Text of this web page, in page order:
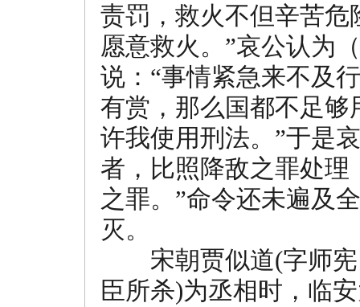
责罚，救火不但辛苦
愿意救火。”哀公认为
说：“事情紧急来不及
有赏，那么国都不足
许我使用刑法。”于是
者，比照降敌之罪处
之罪。”命令还未遍及
灭。
宋朝贾似道(字师宪
臣所杀)为丞相时，临